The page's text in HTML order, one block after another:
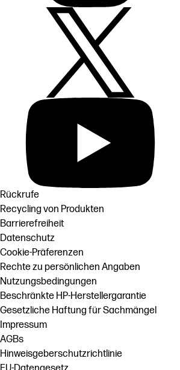
Rückrufe
Recycling von Produkten
Barrierefreiheit
Datenschutz
Cookie-Präferenzen
Rechte zu persönlichen Angaben
Nutzungsbedingungen
Beschränkte HP-Herstellergarantie
Gesetzliche Haftung für Sachmängel
Impressum
AGBs
Hinweisgeberschutzrichtlinie